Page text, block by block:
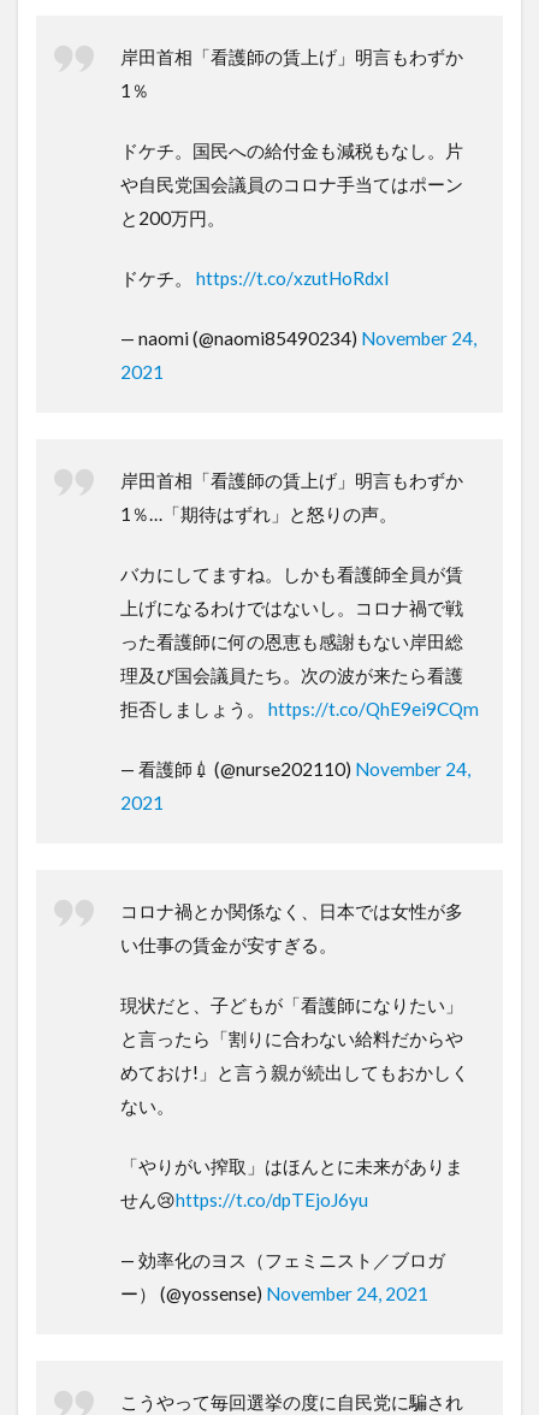
岸田首相「看護師の賃上げ」明言もわずか
1％
ドケチ。国民への給付金も減税もなし。片
や自民党国会議員のコロナ手当てはポーン
と200万円。
ドケチ。 https://t.co/xzutHoRdxl
— naomi (@naomi85490234) November 24,
2021
岸田首相「看護師の賃上げ」明言もわずか
1％…「期待はずれ」と怒りの声。
バカにしてますね。しかも看護師全員が賃
上げになるわけではないし。コロナ禍で戦
った看護師に何の恩恵も感謝もない岸田総
理及び国会議員たち。次の波が来たら看護
拒否しましょう。 https://t.co/QhE9ei9CQm
— 看護師💉 (@nurse202110) November 24,
2021
コロナ禍とか関係なく、日本では女性が多
い仕事の賃金が安すぎる。
現状だと、子どもが「看護師になりたい」
と言ったら「割りに合わない給料だからや
めておけ!」と言う親が続出してもおかしく
ない。
「やりがい搾取」はほんとに未来がありま
せん😢https://t.co/dpTEjoJ6yu
— 効率化のヨス（フェミニスト／ブロガ
ー） (@yossense) November 24, 2021
こうやって毎回選挙の度に自民党に騙され